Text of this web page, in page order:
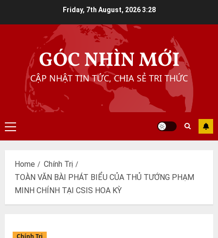
Friday, 7th August, 20263:28
GÓC NHÌN MỚI
CẬP NHẬT TIN TỨC, CHIA SẺ TRI THỨC
Primary
Menu
Home
Chính Trị
TOÀN VĂN BÀI PHÁT BIỂU CỦA THỦ TƯỚNG PHẠM
MINH CHÍNH TẠI CSIS HOA KỲ
Chính Trị